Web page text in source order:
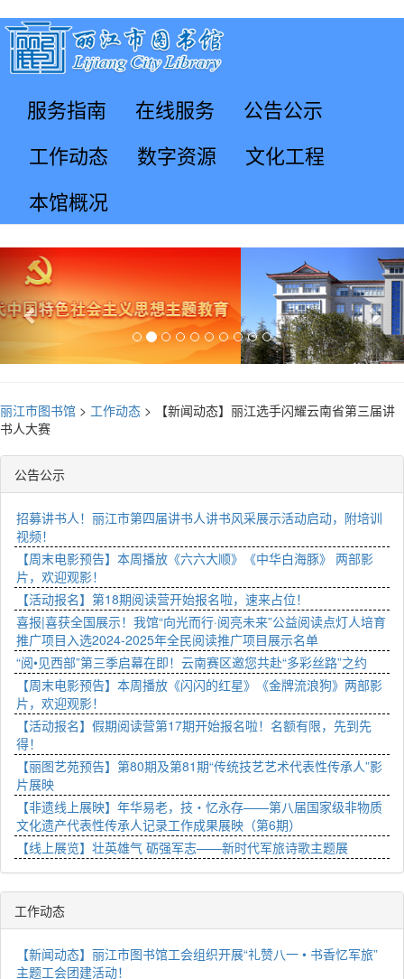
服务指南 在线服务
公告公示
工作动态
数字资源
文化工程
本馆概况
Previous
丽江市图书馆 > 工作动态 >
【新闻动态】丽江选手闪耀云南省第三届讲
书人大赛
公告公示
招募讲书人！丽江市第四届讲书人讲书风采展示活动启动，附培训
视频！
【周末电影预告】本周播放《六六大顺》《中华白海豚》 两部影
片，欢迎观影！
【活动报名】第18期阅读营开始报名啦，速来占位！
喜报|喜获全国展示！我馆“向光而行·阅亮未来”公益阅读点灯人培育
推广项目入选2024-2025年全民阅读推广项目展示名单
“阅•见西部”第三季启幕在即！云南赛区邀您共赴“多彩丝路”之约
【周末电影预告】本周播放《闪闪的红星》《金牌流浪狗》两部影
片，欢迎观影！
【活动报名】假期阅读营第17期开始报名啦！名额有限，先到先
得！
【丽图艺苑预告】第80期及第81期“传统技艺艺术代表性传承人”影
片展映
【非遗线上展映】年华易老，技・忆永存——第八届国家级非物质
文化遗产代表性传承人记录工作成果展映（第6期）
【线上展览】壮英雄气 砺强军志——新时代军旅诗歌主题展
工作动态
【新闻动态】丽江市图书馆工会组织开展“礼赞八一 • 书香忆军旅”
主题工会团建活动！